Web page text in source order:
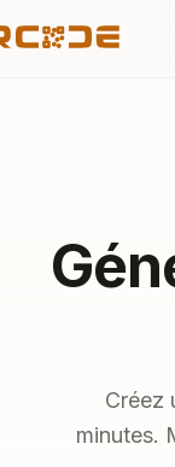
Créez
minutes.